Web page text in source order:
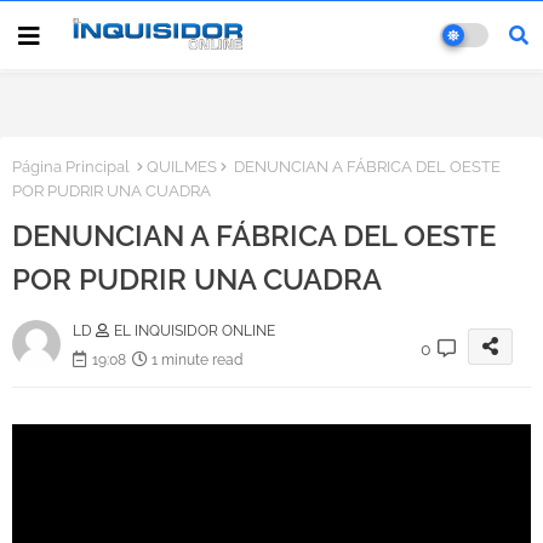
Página Principal QUILMES
DENUNCIAN A FÁBRICA DEL OESTE
POR PUDRIR UNA CUADRA
DENUNCIAN A FÁBRICA DEL OESTE
POR PUDRIR UNA CUADRA
LD
EL INQUISIDOR ONLINE
19:08
1 minute read
0